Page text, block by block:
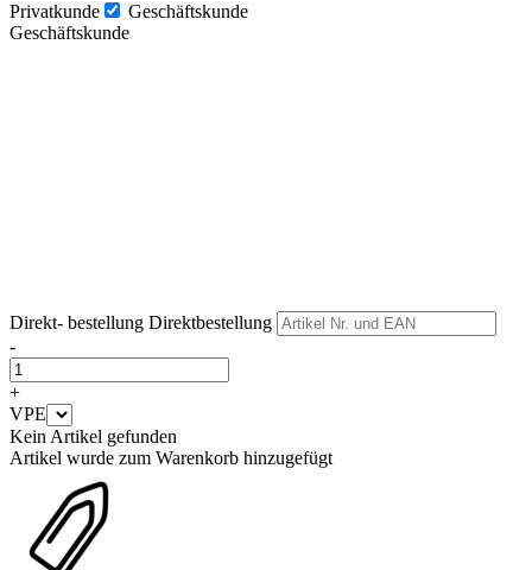
Privatkunde
Geschäftskunde
Geschäftskunde
Direkt- bestellung Direktbestellung
-
+
VPE
Kein Artikel gefunden
Artikel wurde zum Warenkorb hinzugefügt